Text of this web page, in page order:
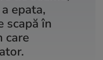
epata,
scapă în
care